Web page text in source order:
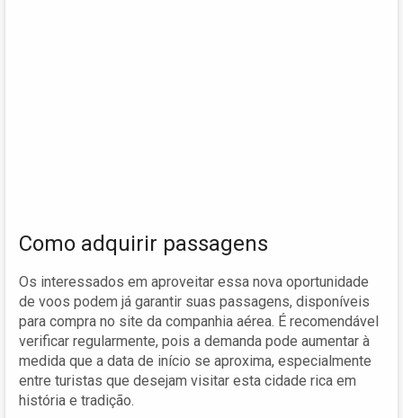
Como adquirir passagens
Os interessados em aproveitar essa nova oportunidade
de voos podem já garantir suas passagens, disponíveis
para compra no site da companhia aérea. É recomendável
verificar regularmente, pois a demanda pode aumentar à
medida que a data de início se aproxima, especialmente
entre turistas que desejam visitar esta cidade rica em
história e tradição.